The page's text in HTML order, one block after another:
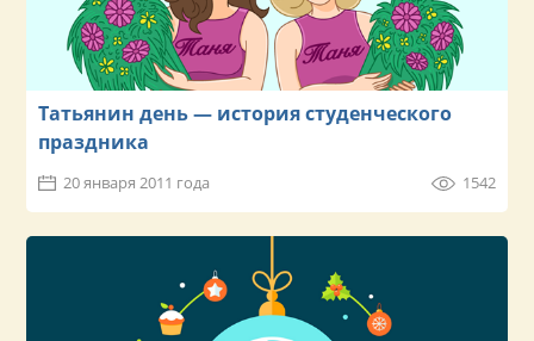
Татьянин день — история студенческого
праздника
20 января 2011 года 1542